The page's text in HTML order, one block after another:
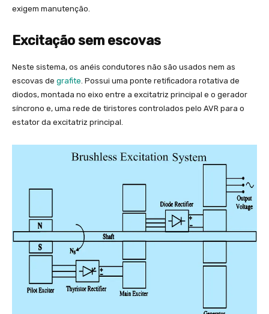
exigem manutenção.
Excitação sem escovas
Neste sistema, os anéis condutores não são usados nem as
escovas de grafite . Possui uma ponte retificadora rotativa de
diodos, montada no eixo entre a excitatriz principal e o gerador
síncrono e, uma rede de tiristores controlados pelo AVR para o
estator da excitatriz principal.